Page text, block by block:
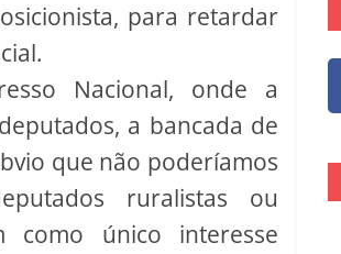
para retardar
Nacional, onde a
a bancada de
que não poderíamos
ruralistas ou
como único interesse